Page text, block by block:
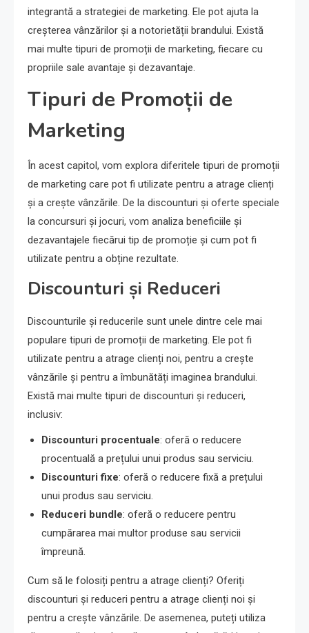
integrantă a strategiei de marketing. Ele pot ajuta la
creșterea vânzărilor și a notorietății brandului. Există
mai multe tipuri de promoții de marketing, fiecare cu
propriile sale avantaje și dezavantaje.
Tipuri de Promoții de
Marketing
În acest capitol, vom explora diferitele tipuri de promoții
de marketing care pot fi utilizate pentru a atrage clienți
și a crește vânzările. De la discounturi și oferte speciale
la concursuri și jocuri, vom analiza beneficiile și
dezavantajele fiecărui tip de promoție și cum pot fi
utilizate pentru a obține rezultate.
Discounturi și Reduceri
Discounturile și reducerile sunt unele dintre cele mai
populare tipuri de promoții de marketing. Ele pot fi
utilizate pentru a atrage clienți noi, pentru a crește
vânzările și pentru a îmbunătăți imaginea brandului.
Există mai multe tipuri de discounturi și reduceri,
inclusiv:
Discounturi procentuale: oferă o reducere
procentuală a prețului unui produs sau serviciu.
Discounturi fixe: oferă o reducere fixă a prețului
unui produs sau serviciu.
Reduceri bundle: oferă o reducere pentru
cumpărarea mai multor produse sau servicii
împreună.
Cum să le folosiți pentru a atrage clienți? Oferiți
discounturi și reduceri pentru a atrage clienți noi și
pentru a crește vânzările. De asemenea, puteți utiliza